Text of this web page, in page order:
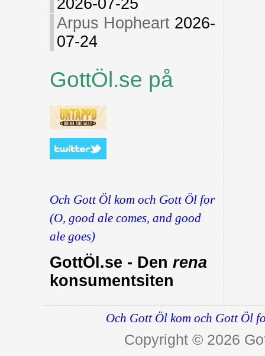
2026-07-25
Arpus Hopheart 2026-
07-24
GottÖl.se på
Och Gott Öl kom och Gott Öl for
(O, good ale comes, and good
ale goes)
GottÖl.se - Den rena
konsumentsiten
Och Gott Öl kom och Gott Öl
Copyright © 2026